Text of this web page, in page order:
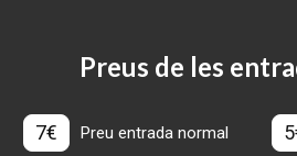
Preus de les
7€ Preu entrada normal